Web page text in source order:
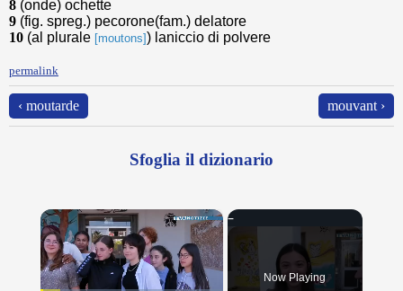
8 (onde) ochette
9 (fig. spreg.) pecorone(fam.) delatore
10 (al plurale [moutons]) laniccio di polvere
permalink
‹ moutarde mouvant ›
Sfoglia il dizionario
×
Now Playing